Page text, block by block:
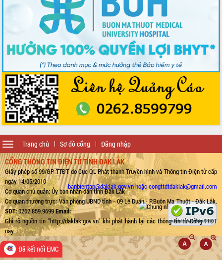
Trang chủ Sơ đồ cổng Đăng nhập
Toggle
navigation
CỔNG THÔNG TIN ĐIỆN TỬ TỈNH ĐẮK LẮK
Giấy phép số 99/GP-TTĐT do Cục QL Phát thanh Truyền hình và Thông tin Điện tử cấp
ngày 14/05/2010
Cơ quan chủ quản: Ủy ban nhân dân tỉnh Đắk Lắk
Cơ quan thường trực: Văn phòng UBND tỉnh - 09 Lê Duẩn - P.Buôn Ma Thuột - Đắk Lắk.
SĐT:0262.859.9699Email:
banbientap@daklak.gov.vn hoặc congttdtdaklak@gmail.com
Ghi rõ nguồn tin "http://daklak.gov.vn" khi phát hành lại các thông tin từ Cổng TTĐT
này
Đã kết nối EMC